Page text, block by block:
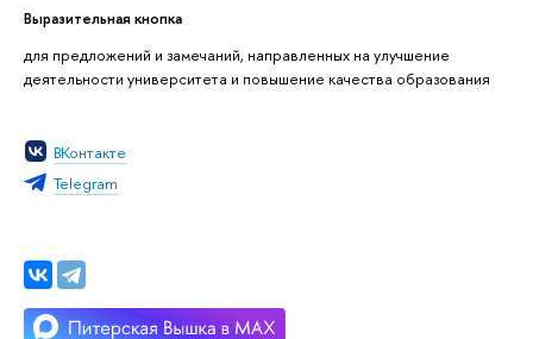
Выразительная кнопка
для предложений и замечаний, направленных на улучшение
деятельности университета и повышение качества образования
ВКонтакте
Telegram